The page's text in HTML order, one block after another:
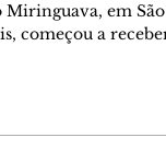
em São
começou a